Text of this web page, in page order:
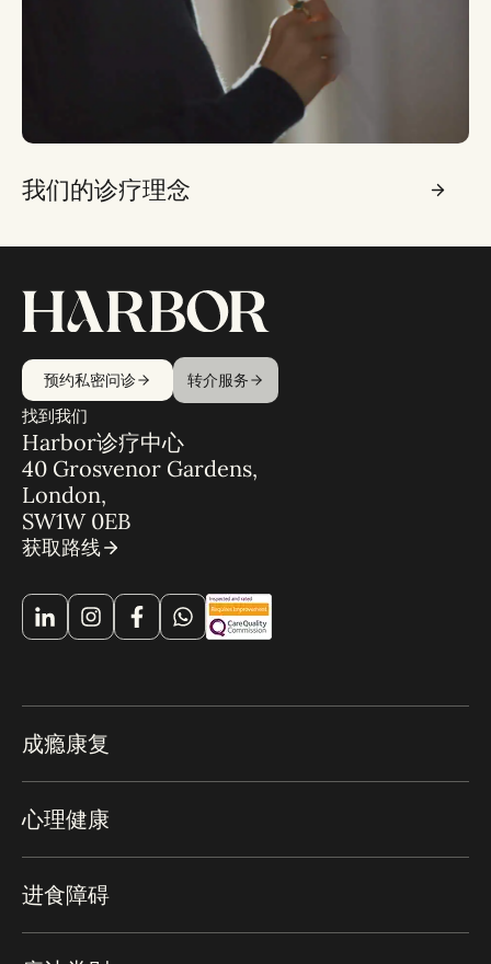
我们的诊疗理念
预约私密问诊 转介服务
找到我们
Harbor诊疗中心
40 Grosvenor Gardens,
London,
SW1W 0EB
获取路线
成瘾康复
心理健康
进食障碍